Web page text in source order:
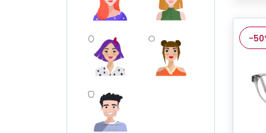
Michael Kors
O'Neill
Oakley
Polo Ralph Lauren
Prada
-